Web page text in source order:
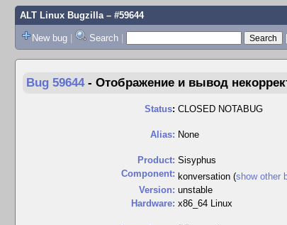
ALT Linux Bugzilla– #59644
New bug | Search |
Bug 59644 - Отображение и вывод
Status: CLOSED NOTABUG
Alias: None
Product: Sisyphus
Component: konversation (show other
Version: unstable
Hardware: x86_64 Linux